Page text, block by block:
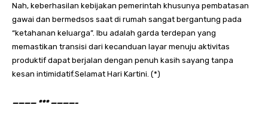
Nah, keberhasilan kebijakan pemerintah khusunya pembatasan
gawai dan bermedsos saat di rumah sangat bergantung pada
“ketahanan keluarga”. Ibu adalah garda terdepan yang
memastikan transisi dari kecanduan layar menuju aktivitas
produktif dapat berjalan dengan penuh kasih sayang tanpa
kesan intimidatif.Selamat Hari Kartini. (*)
———— *** ————-